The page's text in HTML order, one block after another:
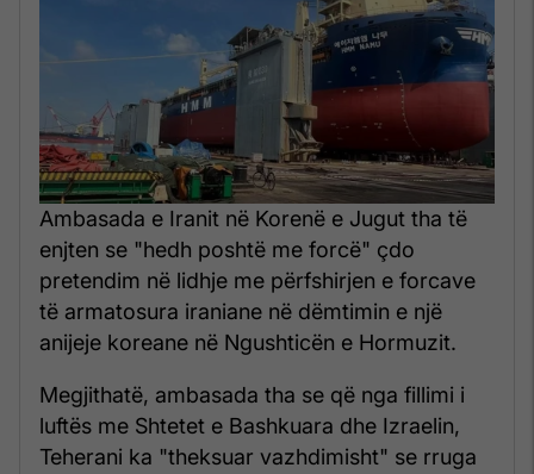
Ambasada e Iranit në Korenë e Jugut tha të
enjten se "hedh poshtë me forcë" çdo
pretendim në lidhje me përfshirjen e forcave
të armatosura iraniane në dëmtimin e një
anijeje koreane në Ngushticën e Hormuzit.
Megjithatë, ambasada tha se që nga fillimi i
luftës me Shtetet e Bashkuara dhe Izraelin,
Teherani ka "theksuar vazhdimisht" se rruga